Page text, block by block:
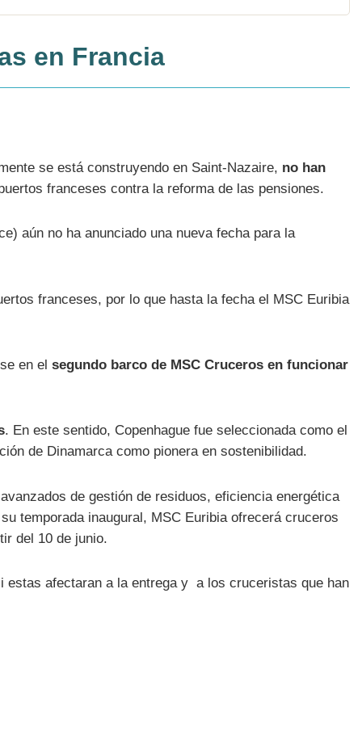
en Francia
se está construyendo en Saint-Nazaire, no han
franceses contra la reforma de las pensiones.
aún no ha anunciado una nueva fecha para la
franceses, por lo que hasta la fecha el MSC Euribia
en el segundo barco de MSC Cruceros en funcionar
. En este sentido, Copenhague fue seleccionada como el
de Dinamarca como pionera en sostenibilidad.
de gestión de residuos, eficiencia energética
temporada inaugural, MSC Euribia ofrecerá cruceros
del 10 de junio.
estas afectaran a la entrega y a los cruceristas que han